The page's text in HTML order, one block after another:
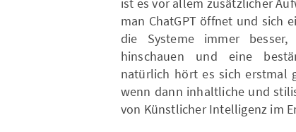
ist es vor allem zusätzlicher
man ChatGPT öffnet und sich
die Systeme immer
hinschauen und eine
natürlich hört es sich erstmal
wenn dann inhaltliche und
von Künstlicher Intelligenz im